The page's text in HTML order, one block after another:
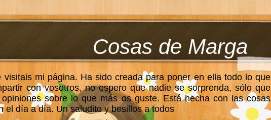
Cosas de Marga
visitais mi página. Ha sido creada para poner en ella todo lo que
con vosotros, no espero que nadie se sorprenda, sólo que
sobre lo que más os guste. Está hecha con las cosas
el día a día. Un saludito y besillos a todos